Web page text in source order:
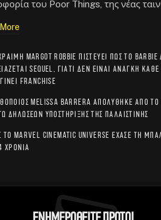
του Poor Things, της νέας
Margot Robbie πιστεύει πως το Barbie
sequel, γιατί δεν είναι ανάγκη κάθε
franchise
Melissa Barrera απολύθηκε από το
δηλώσεων υποστήριξης της Παλαιστίνης
το Marvel Cinematic Universe έχασε τη
χρόνια